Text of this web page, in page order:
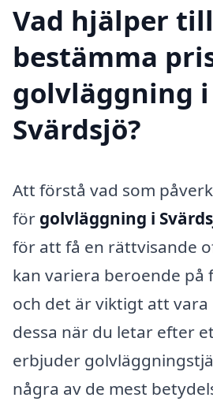
Vad hjälper
bestämma
golvläggning i
Svärdsjö?
Att förstå vad som
för golvläggning i
för att få en rättvisande
kan variera beroende på
och det är viktigt att
dessa när du letar efter
erbjuder
några av de mest